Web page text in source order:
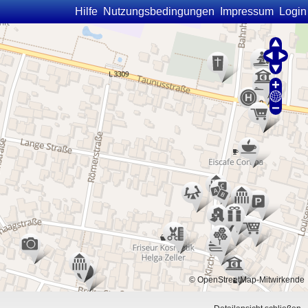
Hilfe Nutzungsbedingungen Impressum Login
© OpenStreetMap-Mitwirkende